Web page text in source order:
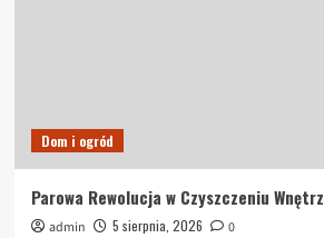
Dom i ogród
Parowa Rewolucja w Czyszczeniu Wnętrz
admin 5 sierpnia, 2026 0